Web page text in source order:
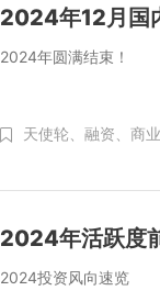
2024年12月国
2024年圆满结束！
天使轮、 融资、 商
2024年活跃度
2024投资风向速览